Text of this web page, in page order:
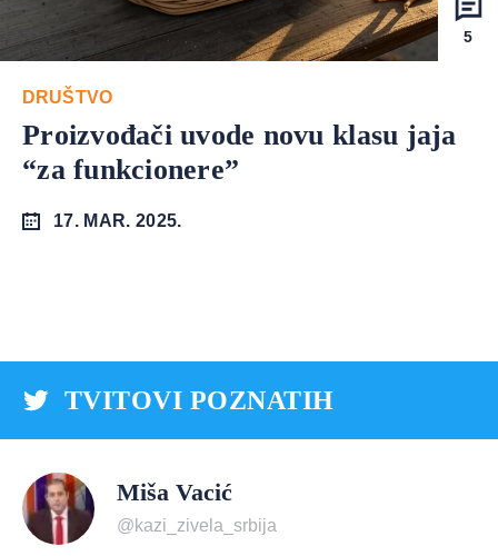
5
DRUŠTVO
Proizvođači uvode novu klasu jaja
“za funkcionere”
17. MAR. 2025.
TVITOVI POZNATIH
Miša Vacić
@kazi_zivela_srbija